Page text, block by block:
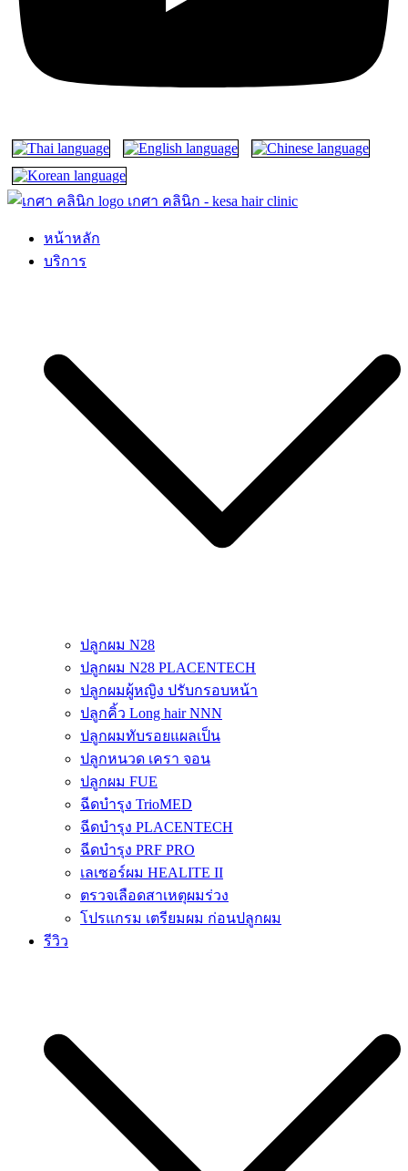
เกศา คลินิก – kesa hair clinic
kesa hair ปลูกผม ปลูกคิ้ว รักษาผมร่วง ผมบาง
หน้าหลัก
บริการ
ปลูกผม N28
ปลูกผม N28 PLACENTECH
ปลูกผมผู้หญิง ปรับกรอบหน้า
ปลูกคิ้ว Long hair NNN
ปลูกผมทับรอยแผลเป็น
ปลูกหนวด เครา จอน
ปลูกผม FUE
ฉีดบำรุง TrioMED
ฉีดบำรุง PLACENTECH
ฉีดบำรุง PRF PRO
เลเซอร์ผม HEALITE II
ตรวจเลือดสาเหตุผมร่วง
โปรแกรม เตรียมผม ก่อนปลูกผม
รีวิว